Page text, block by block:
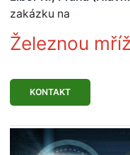
Nejčastější vyhledávání
Registrace firmy
zakázku na
Železnou
KONTAKT